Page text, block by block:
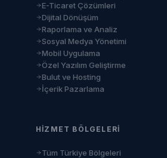
E-Ticaret Çözümleri
Dijital Dönüşüm
Raporlama ve Analiz
Sosyal Medya Yönetimi
Mobil Uygulama
Özel Yazılım Geliştirme
Bulut ve Hosting
İçerik Pazarlama
HIZMET BÖLGELERI
Tüm Türkiye Bölgeleri